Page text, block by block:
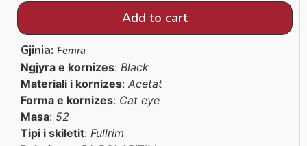
Add to cart
Gjinia: Femra
Ngjyra e kornizes: Black
Materiali i kornizes: Acetat
Forma e kornizes: Cat eye
Masa: 52
Tipi i skiletit: Fullrim